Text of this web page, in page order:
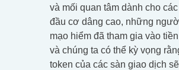
và mối quan tâm dành cho
đầu cơ dâng cao, những
mạo hiểm đã tham gia vào
và chúng ta có thể kỳ vọng
token của các sàn giao dịch